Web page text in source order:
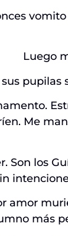
Luego
pupilas
Me
Son los
amor
más